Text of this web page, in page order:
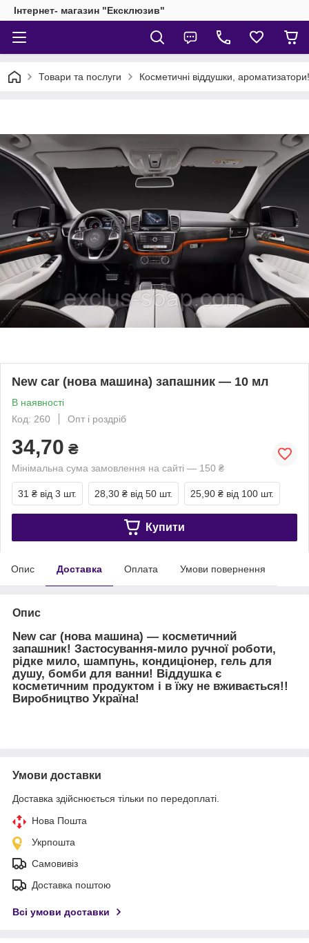
Інтернет- магазин "Ексклюзив"
Товари та послуги Косметичні віддушки, ароматизатори!
New car (нова машина) запашник — 10 мл
В наявності
Код: 260
Опт і роздріб
34,70 ₴
Мінімальна сума замовлення на сайті — 150 ₴
31 ₴ від 3 шт. 28,30 ₴ від 50 шт. 25,90 ₴ від 100 шт.
Купити
Опис Доставка Оплата Умови повернення
Опис
New car (нова машина) — косметичний
запашник! Застосування-мило ручної роботи,
рідке мило, шампунь, кондиціонер, гель для
душу, бомби для ванни! Віддушка є
косметичним продуктом і в їжу не вживається!!
Виробництво Україна!
Умови доставки
Доставка здійснюється тільки по передоплаті.
Нова Пошта
Укрпошта
Самовивіз
Доставка поштою
Всі умови доставки